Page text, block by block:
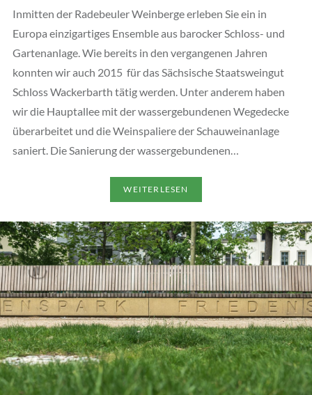
Inmitten der Radebeuler Weinberge erleben Sie ein in
Europa einzigartiges Ensemble aus barocker Schloss- und
Gartenanlage. Wie bereits in den vergangenen Jahren
konnten wir auch 2015 für das Sächsische Staatsweingut
Schloss Wackerbarth tätig werden. Unter anderem haben
wir die Hauptallee mit der wassergebundenen Wegedecke
überarbeitet und die Weinspaliere der Schauweinanlage
saniert. Die Sanierung der wassergebundenen…
WEITERLESEN